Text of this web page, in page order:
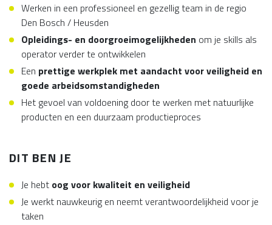
Werken in een professioneel en gezellig team in de regio
Den Bosch / Heusden
Opleidings- en doorgroeimogelijkheden om je skills als
operator verder te ontwikkelen
Een prettige werkplek met aandacht voor veiligheid en
goede arbeidsomstandigheden
Het gevoel van voldoening door te werken met natuurlijke
producten en een duurzaam productieproces
DIT BEN JE
Je hebt oog voor kwaliteit en veiligheid
Je werkt nauwkeurig en neemt verantwoordelijkheid voor je
taken